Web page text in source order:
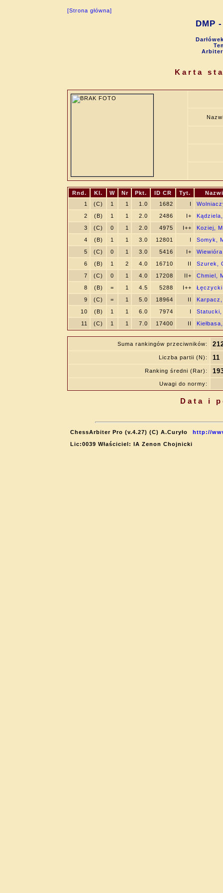
[Strona główna]
DMP
Karta
Rnd. Kl. W Nr Pkt. ID CR Tyt.
1
(C) 1 1 1.0 1682 I
2
(B) 1 1 2.0 2486 I+
3
(C) 0 1 2.0 4975 I++
Koziej,
4
(B) 1 1 3.0 12801 I
Somyk,
5
(C) 0 1 3.0 5416 I+
6
(B) 1 2 4.0 16710 II
Szurek,
7
(C) 0 1 4.0 17208 II+
Chmiel,
8
(B) = 1 4.5 5288 I++
9
(C) = 1 5.0 18964 II
10
(B) 1 1 6.0 7974 I
Statucki,
11
(C) 1 1 7.0 17400 II
Suma rankingów przeciwników:
Liczba partii (N): 11
Ranking średni (Rar):
Uwagi do normy:
Data i
ChessArbiter Pro (v.4.27) (C) A.Curyło
http://
Lic:0039 Właściciel: IA Zenon Chojnicki